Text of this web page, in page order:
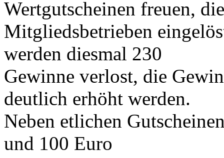
Wertgutscheinen freuen,
Mitgliedsbetrieben
werden diesmal 230
Gewinne verlost, die
deutlich erhöht werden.
Neben etlichen
und 100 Euro